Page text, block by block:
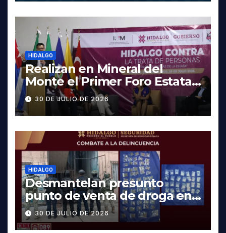
HIDALGO
Realizan en Mineral del
Monte el Primer Foro Estatal
contra la Trata de Personas
30 DE JULIO DE 2026
HIDALGO
Desmantelan presunto
punto de venta de droga en
Pachuca; hay dos detenidos
30 DE JULIO DE 2026